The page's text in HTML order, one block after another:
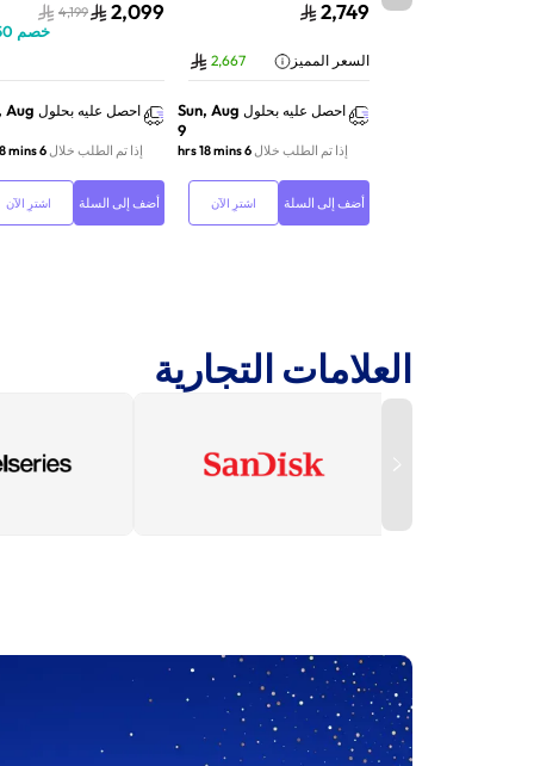
السرعة للألعاب | تتبع
2116A01Y
2,749
السعر المميز 2,667
احصل عليه بحلول Sun, Aug
9
إذا تم الطلب خلال6 hrs 18 mins
أضف إلى السلة اشترِ الآن
شفط وغسيل |
2,099
4,199
خصم
احصل عليه بحلول Aug
إذا تم الطلب خلال6 hrs 18 mins
أضف إلى السلة اشترِ الآن
العلامات التجارية